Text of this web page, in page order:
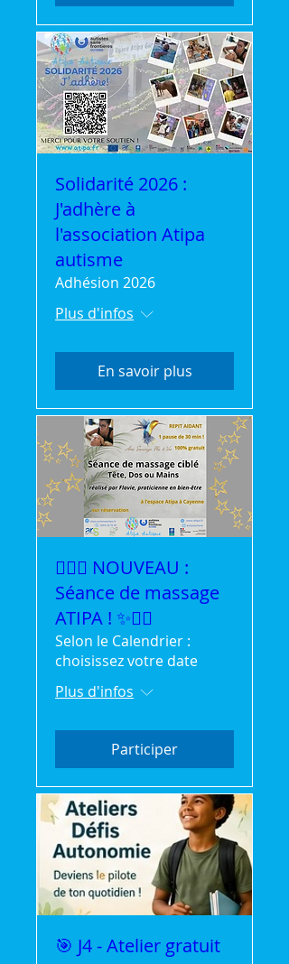
Solidarité 2026 :
J'adhère à
l'association Atipa
autisme
Adhésion 2026
Plus d'infos
En savoir plus
💆‍♀️✨ NOUVEAU :
Séance de massage
ATIPA ! ✨💆‍♂️
Selon le Calendrier :
choisissez votre date
Plus d'infos
Participer
🎯 J4 - Atelier gratuit